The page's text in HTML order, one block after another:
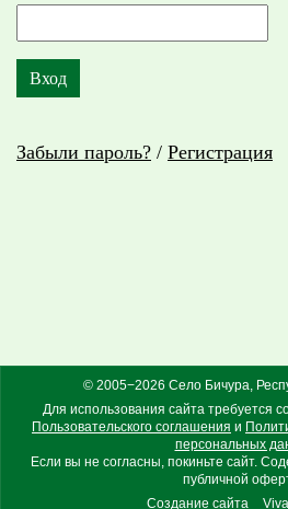
Забыли пароль? / Регистрация
© 2005−2026 Село Бичура,
Для использования сайта требуется
Пользовательского соглашения и
персональных
Если вы не согласны, покиньте сайт.
публичной
Создание сайта